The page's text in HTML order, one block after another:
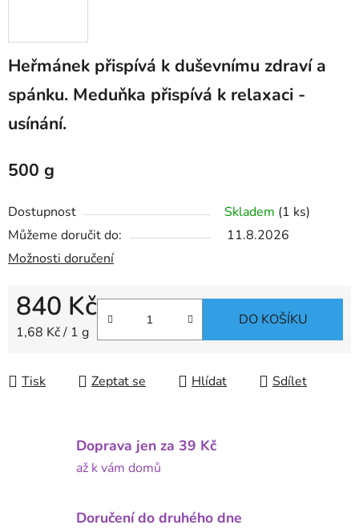
Heřmánek přispívá k duševnímu zdraví a
spánku. Meduňka přispívá k relaxaci -
usínání.
500 g
Dostupnost Skladem (1 ks)
Můžeme doručit do:
11.8.2026
Možnosti doručení
840 Kč
Měrná cena:
1,68 Kč / 1 g
DO KOŠÍKU
Tisk Zeptat se Hlídat Sdílet
Doprava jen za 39 Kč
až k vám domů
Doručení do druhého dne